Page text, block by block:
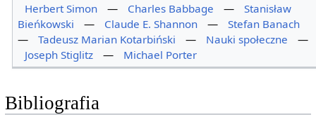
Herbert Simon
— Charles Babbage —
Stanisław
Bieńkowski
— Claude E. Shannon —
Stefan Banach
—
Tadeusz Marian Kotarbiński — Nauki społeczne
—
Joseph Stiglitz
— Michael Porter
Bibliografia